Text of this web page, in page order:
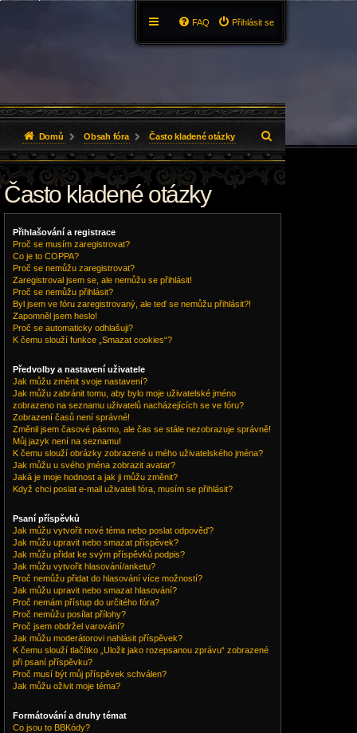
Přihlásit se
FAQ
Domů Obsah fóra Často kladené otázky
l
e
d
Často kladené otázky
Přihlašování a registrace
Proč se musím zaregistrovat?
Co je to COPPA?
Proč se nemůžu zaregistrovat?
Zaregistroval jsem se, ale nemůžu se přihlásit!
Proč se nemůžu přihlásit?
Byl jsem ve fóru zaregistrovaný, ale teď se nemůžu přihlásit?!
Zapomněl jsem heslo!
Proč se automaticky odhlašuji?
K čemu slouží funkce „Smazat cookies“?
Předvolby a nastavení uživatele
Jak můžu změnit svoje nastavení?
Jak můžu zabránit tomu, aby bylo moje uživatelské jméno
zobrazeno na seznamu uživatelů nacházejících se ve fóru?
Zobrazení časů není správné!
Změnil jsem časové pásmo, ale čas se stále nezobrazuje správně!
Můj jazyk není na seznamu!
K čemu slouží obrázky zobrazené u mého uživatelského jména?
Jak můžu u svého jména zobrazit avatar?
Jaká je moje hodnost a jak ji můžu změnit?
Když chci poslat e-mail uživateli fóra, musím se přihlásit?
Psaní příspěvků
Jak můžu vytvořit nové téma nebo poslat odpověď?
Jak můžu upravit nebo smazat příspěvek?
Jak můžu přidat ke svým příspěvků podpis?
Jak můžu vytvořit hlasování/anketu?
Proč nemůžu přidat do hlasování více možností?
Jak můžu upravit nebo smazat hlasování?
Proč nemám přístup do určitého fóra?
Proč nemůžu posílat přílohy?
Proč jsem obdržel varování?
Jak můžu moderátorovi nahlásit příspěvek?
K čemu slouží tlačítko „Uložit jako rozepsanou zprávu“ zobrazené
při psaní příspěvku?
Proč musí být můj příspěvek schválen?
Jak můžu oživit moje téma?
Formátování a druhy témat
Co jsou to BBKódy?